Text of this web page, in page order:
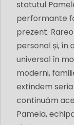
statutul
performante
prezent.
personal și, în
universal în
moderni,
extindem
continuăm
Pamela,